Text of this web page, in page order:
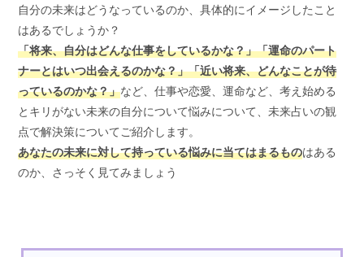
自分の未来はどうなっているのか、具体的にイメージしたこと
はあるでしょうか？
「将来、自分はどんな仕事をしているかな？」「運命のパート
ナーとはいつ出会えるのかな？」「近い将来、どんなことが待
っているのかな？」など、仕事や恋愛、運命など、考え始める
とキリがない未来の自分について悩みについて、未来占いの観
点で解決策についてご紹介します。
あなたの未来に対して持っている悩みに当てはまるものはある
のか、さっそく見てみましょう